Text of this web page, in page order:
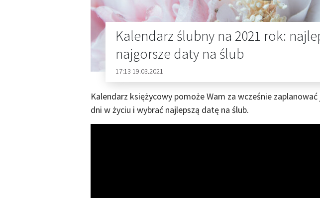
Kalendarz ślubny na 2021 rok:
najgorsze daty na ślub
17:13 19.03.2021
Kalendarz księżycowy pomoże Wam za wcześnie
dni w życiu i wybrać najlepszą datę na ślub.